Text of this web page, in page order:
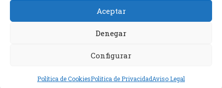
Aceptar
Denegar
Configurar
Política de CookiesPolitica de PrivacidadAviso Legal
Copyright 2017 Carpintería Albero, All Right